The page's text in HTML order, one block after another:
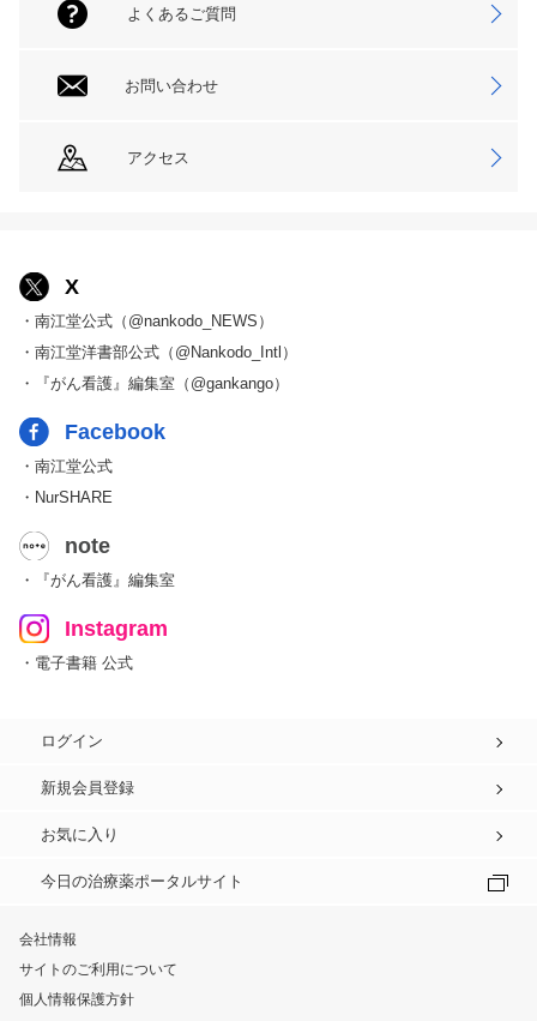
よくあるご質問
お問い合わせ
アクセス
X
・南江堂公式（@nankodo_NEWS）
・南江堂洋書部公式（@Nankodo_Intl）
・『がん看護』編集室（@gankango）
Facebook
・南江堂公式
・NurSHARE
note
・『がん看護』編集室
Instagram
・電子書籍 公式
ログイン
新規会員登録
お気に入り
今日の治療薬ポータルサイト
会社情報
サイトのご利用について
個人情報保護方針